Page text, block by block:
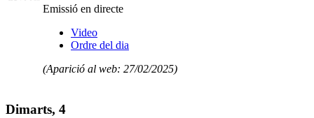
Emissió en directe
Video
Ordre del dia
(Aparició al web: 27/02/2025)
Dimarts, 4